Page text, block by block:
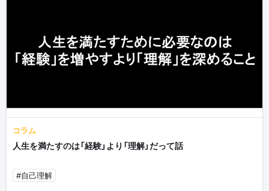
コラム
人生を満たすのは「経験」より「理解」だって話
#自己理解